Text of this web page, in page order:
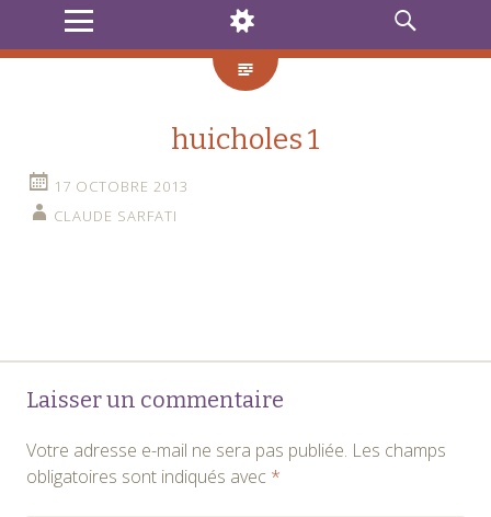
MENU
WIDGETS
RECHERCHE
huicholes 1
17 OCTOBRE 2013
CLAUDE SARFATI
Navigation
des
articles
Laisser un commentaire
Votre adresse e-mail ne sera pas publiée. Les champs
obligatoires sont indiqués avec *